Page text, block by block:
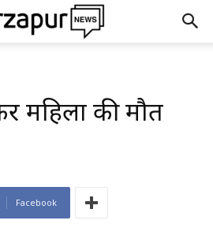
महिला की मौत
Facebook